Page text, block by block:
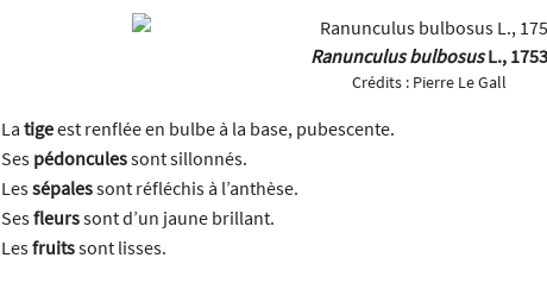
Ranunculus bulbosusL., 1753
Crédits : Pierre Le Gall
La tigeest renflée en bulbe à la base, pubescente.
Ses pédonculessont sillonnés.
Lessépalessont réfléchis à l’anthèse.
Sesfleurssont d’un jaune brillant.
Lesfruitssont lisses.